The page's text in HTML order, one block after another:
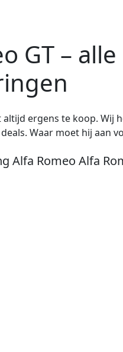
GT –
altijd ergens te koop. Wij
Waar moet hij aan
Alfa Romeo Alfa